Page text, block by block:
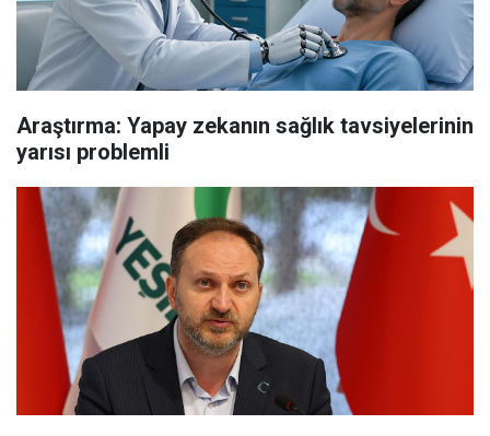
Araştırma: Yapay zekanın sağlık tavsiyelerinin
yarısı problemli